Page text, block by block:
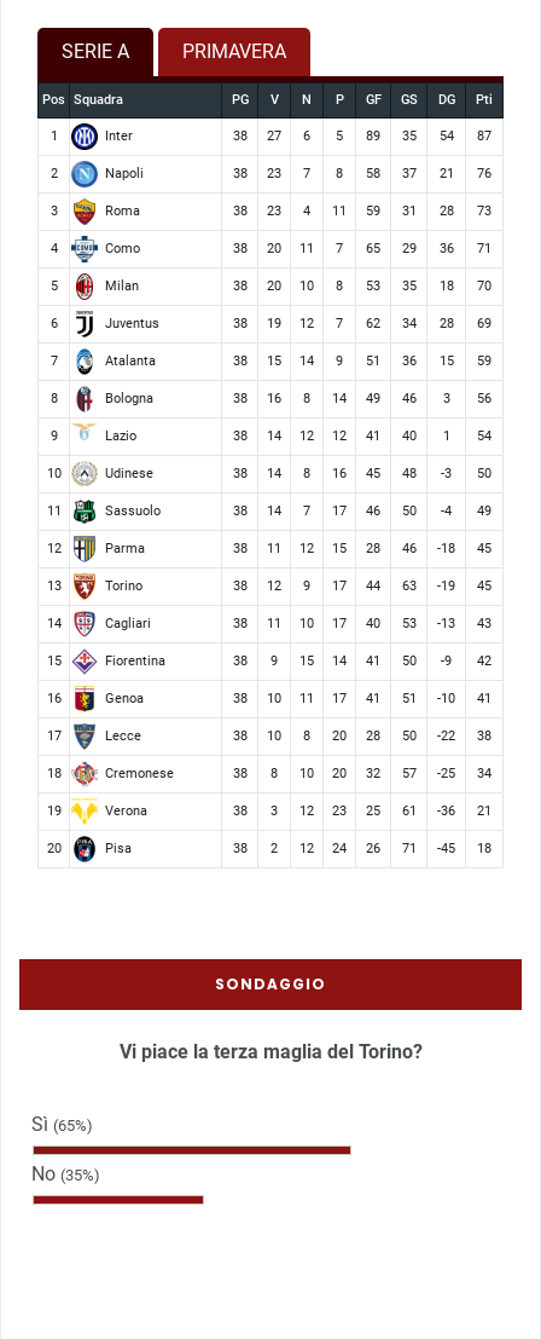
SERIE A PRIMAVERA
Pos Squadra PG V N P GF GS DG Pti
1 Inter 38 27 6 5 89 35 54 87
2 Napoli 38 23 7 8 58 37 21 76
3 Roma 38 23 4 11 59 31 28 73
4 Como 38 20 11 7 65 29 36 71
5 Milan 38 20 10 8 53 35 18 70
6 Juventus 38 19 12 7 62 34 28 69
7 Atalanta 38 15 14 9 51 36 15 59
8 Bologna 38 16 8 14 49 46 3 56
9 Lazio 38 14 12 12 41 40 1 54
10 Udinese 38 14 8 16 45 48 -3 50
11 Sassuolo 38 14 7 17 46 50 -4 49
12 Parma 38 11 12 15 28 46 -18 45
13 Torino 38 12 9 17 44 63 -19 45
14 Cagliari 38 11 10 17 40 53 -13 43
15 Fiorentina 38 9 15 14 41 50 -9 42
16 Genoa 38 10 11 17 41 51 -10 41
17 Lecce 38 10 8 20 28 50 -22 38
18 Cremonese 38 8 10 20 32 57 -25 34
19 Verona 38 3 12 23 25 61 -36 21
20 Pisa 38 2 12 24 26 71 -45 18
SONDAGGIO
Vi piace la terza maglia del Torino?
Sì (65%)
No (35%)